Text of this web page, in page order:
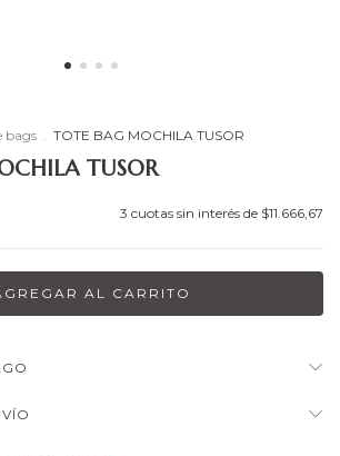
bags . TOTE BAG MOCHILA TUSOR
TUSOR
3 cuotas sin interés de $11.666,67